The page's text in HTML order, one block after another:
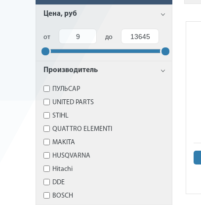
Цена, руб
от до
Производитель
ПУЛЬСАР
UNITED PARTS
STIHL
QUATTRO ELEMENTI
MAKITA
HUSQVARNA
Hitachi
DDE
BOSCH